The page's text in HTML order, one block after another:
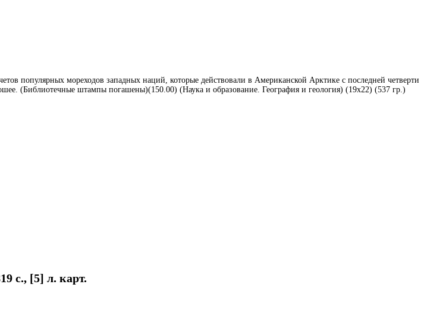
популярных мореходов западных наций, которые действовали в Американской Арктике с последней четверти
(Библиотечные штампы погашены)(150.00) (Наука и образование. География и геология) (19х22) (537 гр.)
с., [5] л. карт.